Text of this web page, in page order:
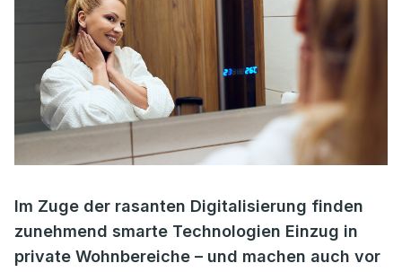
Im Zuge der rasanten Digitalisierung finden
zunehmend smarte Technologien Einzug in
private Wohnbereiche – und machen auch vor